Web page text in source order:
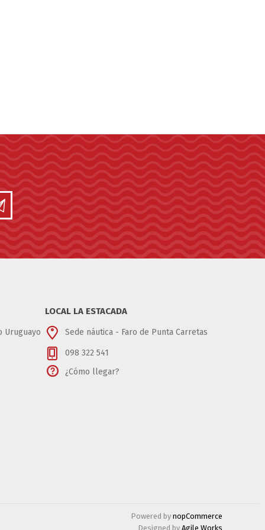
Uruguayo
LOCAL LA ESTACADA
Sede náutica - Faro de Punta Carretas
098 322 541
¿Cómo llegar?
Powered by nopCommerce
Designed by Agile Works